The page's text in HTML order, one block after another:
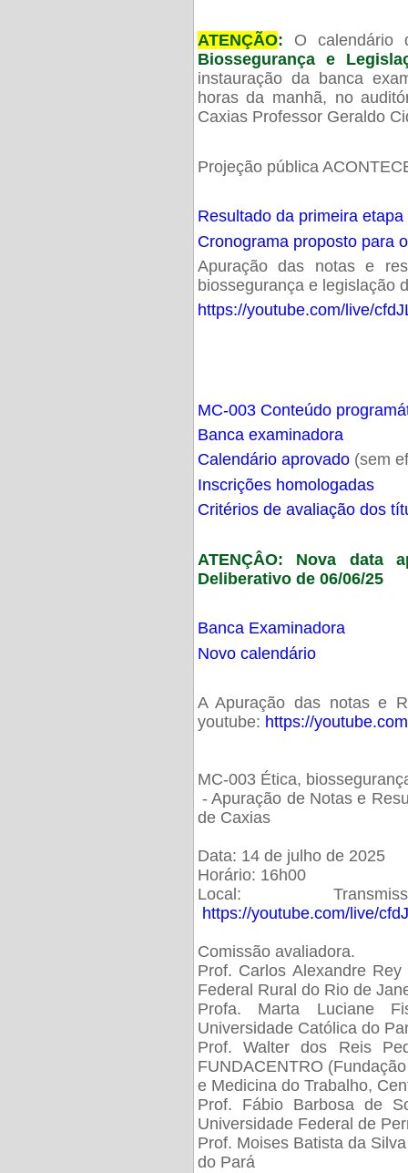
ATENÇÃO: O calendário
Biossegurança e
instauração da banca
horas da manhã, no
Caxias Professor Geraldo
Projeção pública
Resultado da primeira
Cronograma proposto para
Apuração das notas e
biossegurança e legislação
https://youtube.com/live/
MC-003 Conteúdo
Banca examinadora
Calendário aprovado(sem
Inscrições homologadas
Critérios de avaliação dos
ATENÇÂO: Nova data
Deliberativo de 06/06/25
Banca Examinadora
Novo calendário
A Apuração das notas e
youtube: https://
MC-003 Ética,
- Apuração de Notas e
de Caxias
Data: 14 de julho de 2025
Horário: 16h00
Local:
https://youtube.com/live/
Comissão avaliadora.
Prof. Carlos Alexandre
Federal Rural do Rio de
Profa. Marta Luciane
Universidade Católica do
Prof. Walter dos Reis
FUNDACENTRO
e Medicina do Trabalho,
Prof. Fábio Barbosa de
Universidade Federal de
Prof. Moises Batista da
do Pará